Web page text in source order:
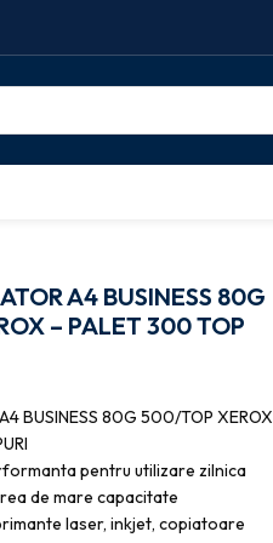
A4 BUSINESS 80G
– PALET 300 TOP
BUSINESS 80G 500/TOP XEROX
pentru utilizare zilnica
de mare capacitate
laser, inkjet, copiatoare